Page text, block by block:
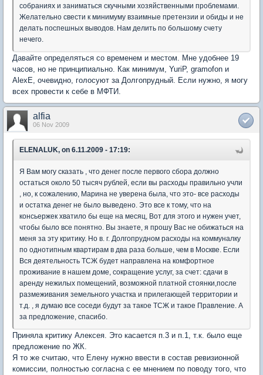
собраниях и заниматься скучными хозяйственными проблемами.
Желательно свести к минимуму взаимные претензии и обиды и не
делать поспешных выводов. Нам делить по большому счету
нечего.
Давайте определяться со временем и местом. Мне удобнее 19
часов, но не принципиально. Как минимум, YuriP, gramofon и
AlexE, очевидно, голосуют за Долгопрудный. Если нужно, я могу
всех провести к себе в МФТИ.
alfia
06 Nov 2009
ELENALUK, on 6.11.2009 - 17:19:
Я Вам могу сказать , что денег после первого сбора должно
остаться около 50 тысяч рублей, если вы расходы правильно учли
, но, к сожалению, Марина не уверена была, что это- все расходы
и остатка денег не было выведено. Это все к тому, что на
консьержек хватило бы еще на месяц, Вот для этого и нужен учет,
чтобы было все понятно. Вы знаете, я прошу Вас не обижаться на
меня за эту критику. Но в. г. Долгопрудном расходы на коммуналку
по однотипным квартирам в два раза больше, чем в Москве. Если
Вся деятельность ТСЖ будет направлена на комфортное
проживание в нашем доме, сокращение услуг, за счет: сдачи в
аренду нежилых помещений, возможной платной стоянки,после
размеживания земельного участка и прилегающей территории и
т.д. , я думаю все соседи будут за такое ТСЖ и такое Правление. А
за предложение, спасибо.
Приняла критику Алексея. Это касается п.3 и п.1, т.к. было еще
предложение по ЖК.
Я то же считаю, что Елену нужно ввести в состав ревизионной
комиссии, полностью согласна с ее мнением по поводу того, что